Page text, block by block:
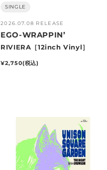
SINGLE
2026.07.08 RELEASE
販
売
元:
EGO-WRAPPIN’
RIVIERA［12inch Vinyl］
通
¥2,750(税込)